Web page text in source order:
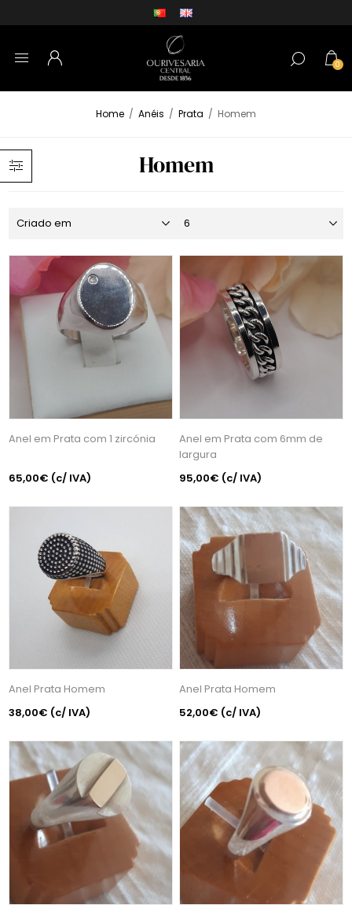
0
Home / Anéis / Prata / Homem
Homem
Anel em Prata com 1 zircónia
65,00€ (c/ IVA)
Anel em Prata com 6mm de
largura
95,00€ (c/ IVA)
Anel Prata Homem
38,00€ (c/ IVA)
Anel Prata Homem
52,00€ (c/ IVA)